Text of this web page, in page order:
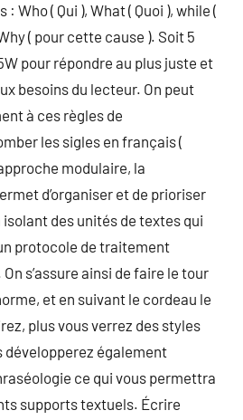
Who ( Qui ), What ( Quoi ), while (
( pour cette cause ). Soit 5
pour répondre au plus juste et
besoins du lecteur. On peut
à ces règles de
les sigles en français (
modulaire, la
d’organiser et de prioriser
des unités de textes qui
protocole de traitement
s’assure ainsi de faire le tour
et en suivant le cordeau le
plus vous verrez des styles
développerez également
ce qui vous permettra
supports textuels. Écrire